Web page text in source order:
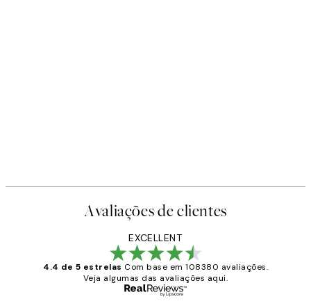
Avaliações de clientes
EXCELLENT
4.4 de 5 estrelas Com base em 108380 avaliações.
Veja algumas das avaliações aqui.